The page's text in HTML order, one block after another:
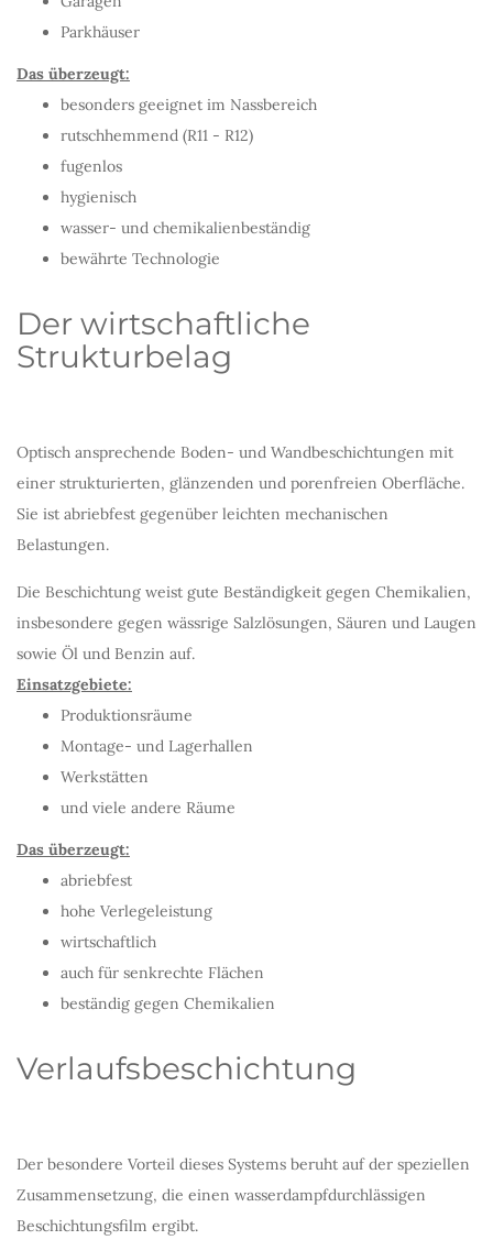
Parkhäuser
Das überzeugt:
besonders geeignet im Nassbereich
rutschhemmend (R11 - R12)
fugenlos
hygienisch
wasser- und chemikalienbeständig
bewährte Technologie
Der wirtschaftliche
Strukturbelag
Optisch ansprechende Boden- und Wandbeschichtungen mit
einer strukturierten, glänzenden und porenfreien Oberfläche.
Sie ist abriebfest gegenüber leichten mechanischen
Belastungen.
Die Beschichtung weist gute Beständigkeit gegen Chemikalien,
insbesondere gegen wässrige Salzlösungen, Säuren und Laugen
sowie Öl und Benzin auf.
Einsatzgebiete:
Produktionsräume
Montage- und Lagerhallen
Werkstätten
und viele andere Räume
Das überzeugt:
abriebfest
hohe Verlegeleistung
wirtschaftlich
auch für senkrechte Flächen
beständig gegen Chemikalien
Verlaufsbeschichtung
Der besondere Vorteil dieses Systems beruht auf der speziellen
Zusammensetzung, die einen wasserdampfdurchlässigen
Beschichtungsfilm ergibt.